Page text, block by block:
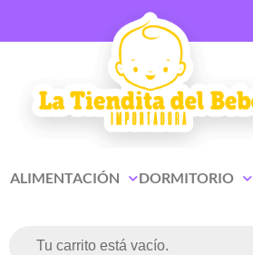
ALIMENTACIÓN DORMITORIO
Tu carrito está vacío.